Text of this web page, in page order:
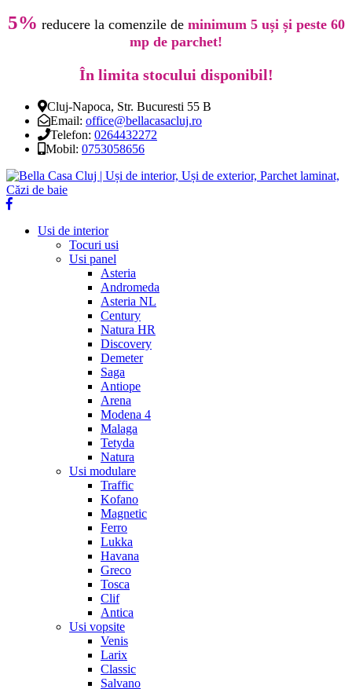
5% reducere la comenzile de minimum 5 uși și peste 60
mp de parchet!
În limita stocului disponibil!
Cluj-Napoca, Str. Bucuresti 55 B
Email: office@bellacasacluj.ro
Telefon: 0264432272
Mobil: 0753058656
Usi de interior
Tocuri usi
Usi panel
Asteria
Andromeda
Asteria NL
Century
Natura HR
Discovery
Demeter
Saga
Antiope
Arena
Modena 4
Malaga
Tetyda
Natura
Usi modulare
Traffic
Kofano
Magnetic
Ferro
Lukka
Havana
Greco
Tosca
Clif
Antica
Usi vopsite
Venis
Larix
Classic
Salvano